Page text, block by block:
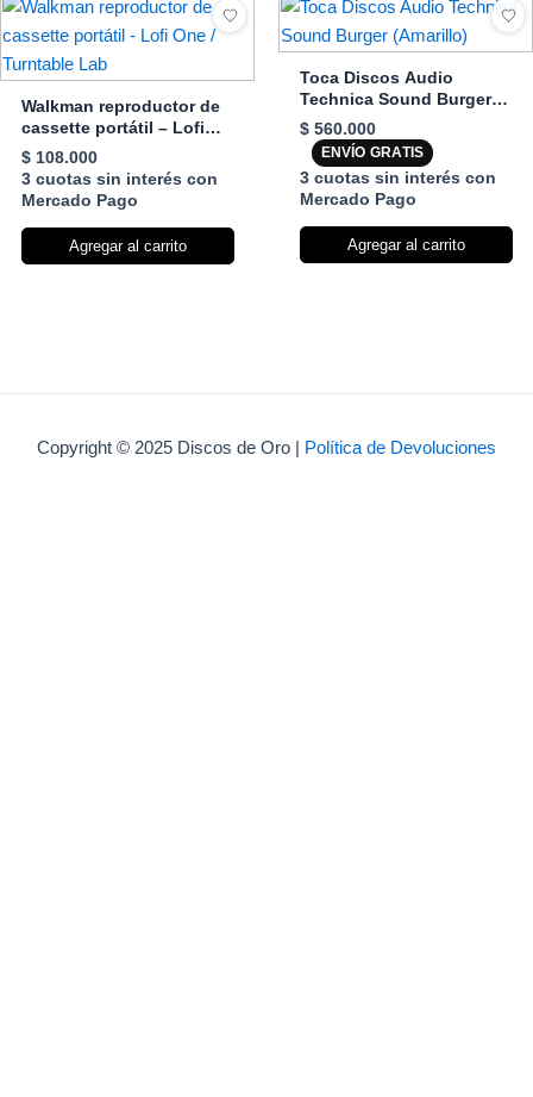
Walkman reproductor de
cassette portátil – Lofi
One / Turntable Lab
$108.000
3 cuotas sin interés con
Mercado Pago
Agregar al carrito
Toca Discos Audio
Technica Sound Burger
(Amarillo)
$560.000
ENVÍO GRATIS
3 cuotas sin interés con
Mercado Pago
Agregar al carrito
Copyright © 2025 Discos de Oro | Política de Devoluciones